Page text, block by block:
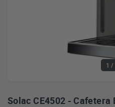
1 /
Solac CE4502 - Cafetera